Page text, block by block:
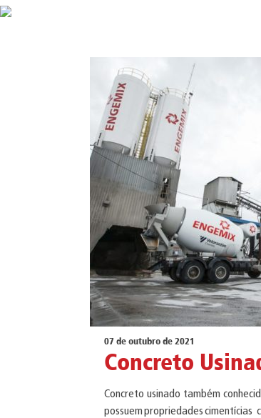
07 de outubro de 2021
Concreto
Concreto usinado também
possuem propriedades cimentícias